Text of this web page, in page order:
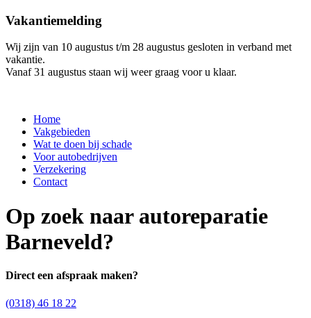
Vakantiemelding
Wij zijn van 10 augustus t/m 28 augustus gesloten in verband met
vakantie.
Vanaf 31 augustus staan wij weer graag voor u klaar.
Home
Vakgebieden
Wat te doen bij schade
Voor autobedrijven
Verzekering
Contact
Op zoek naar autoreparatie
Barneveld?
Direct een afspraak maken?
(0318) 46 18 22